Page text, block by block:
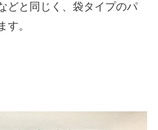
どと同じく、袋タイプのパ
す。